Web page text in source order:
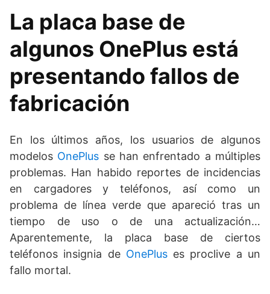
La placa base de
algunos OnePlus está
presentando fallos de
fabricación
En los últimos años, los usuarios de algunos
modelos OnePlus se han enfrentado a múltiples
problemas. Han habido reportes de incidencias
en cargadores y teléfonos, así como un
problema de línea verde que apareció tras un
tiempo de uso o de una actualización…
Aparentemente, la placa base de ciertos
teléfonos insignia de OnePlus es proclive a un
fallo mortal.